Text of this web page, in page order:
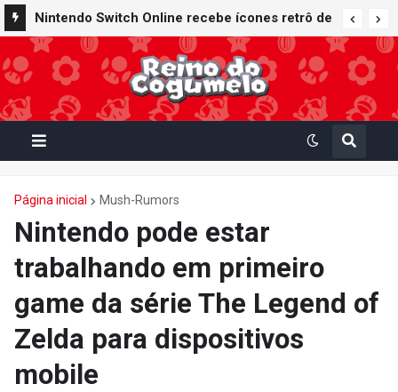
Nintendo Switch Online recebe ícones retrô de
Mario Paint (SNES) e Mario Kart: Super Circuit
(GBA)
Página inicial Mush-Rumors
Nintendo pode estar
trabalhando em primeiro
game da série The Legend of
Zelda para dispositivos
mobile